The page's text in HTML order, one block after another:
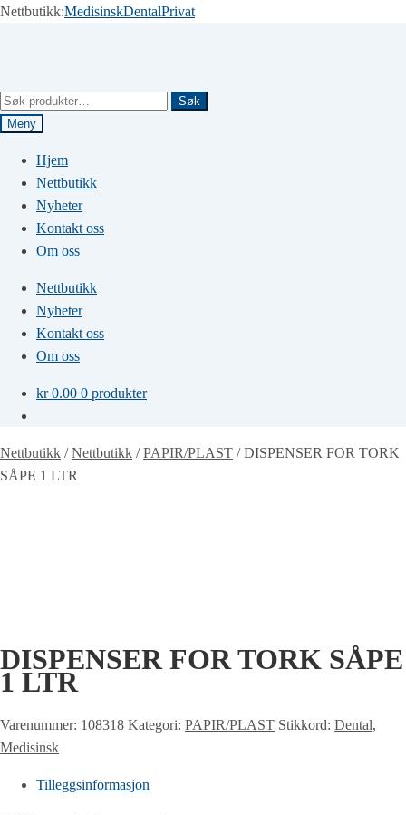
Nettbutikk:MedisinskDentalPrivat
Søk
etter:
Søk
Meny
Hjem
Nettbutikk
Nyheter
Kontakt oss
Om oss
Nettbutikk
Nyheter
Kontakt oss
Om oss
kr0.00 0 produkter
Nettbutikk /Nettbutikk /PAPIR/PLAST /DISPENSER FOR TORK
SÅPE 1 LTR
DISPENSER FOR TORK SÅPE
1 LTR
Varenummer: 108318 Kategori: PAPIR/PLAST Stikkord: Dental,
Medisinsk
Tilleggsinformasjon